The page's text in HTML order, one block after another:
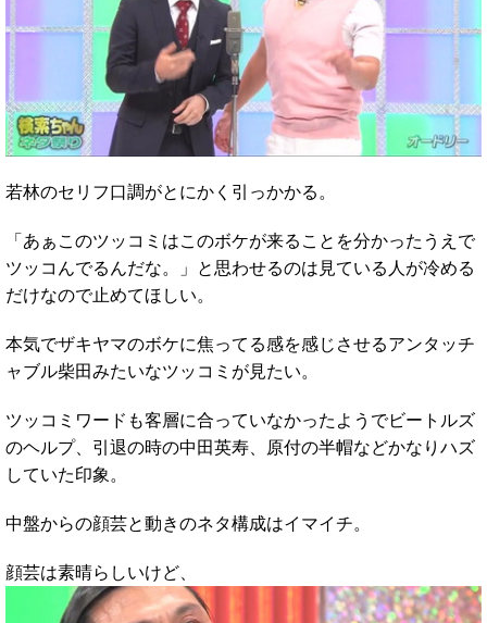
若林のセリフ口調がとにかく引っかかる。
「あぁこのツッコミはこのボケが来ることを分かったうえで
ツッコんでるんだな。」と思わせるのは見ている人が冷める
だけなので止めてほしい。
本気でザキヤマのボケに焦ってる感を感じさせるアンタッチ
ャブル柴田みたいなツッコミが見たい。
ツッコミワードも客層に合っていなかったようでビートルズ
のヘルプ、引退の時の中田英寿、原付の半帽などかなりハズ
していた印象。
中盤からの顔芸と動きのネタ構成はイマイチ。
顔芸は素晴らしいけど、